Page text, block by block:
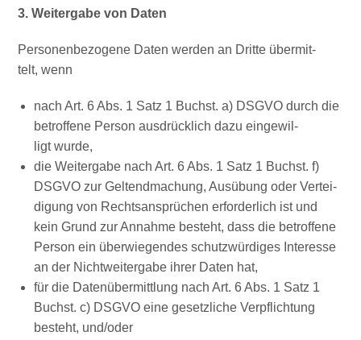
3. Wei­ter­ga­be von Daten
Per­so­nen­be­zo­ge­ne Daten wer­den an Drit­te über­mit­
telt, wenn
nach Art. 6 Abs. 1 Satz 1 Buchst. a) DSGVO durch die
betrof­fe­ne Per­son aus­drück­lich dazu ein­ge­wil­
ligt wurde,
die Wei­ter­ga­be nach Art. 6 Abs. 1 Satz 1 Buchst. f)
DSGVO zur Gel­tend­ma­chung, Aus­übung oder Ver­tei­
di­gung von Rechts­an­sprü­chen erfor­der­lich ist und
kein Grund zur Annah­me besteht, dass die betrof­fe­ne
Per­son ein über­wie­gen­des schutz­wür­di­ges Inter­es­se
an der Nicht­wei­ter­ga­be ihrer Daten hat,
für die Daten­über­mitt­lung nach Art. 6 Abs. 1 Satz 1
Buchst. c) DSGVO eine gesetz­li­che Ver­pflich­tung
besteht, und/oder